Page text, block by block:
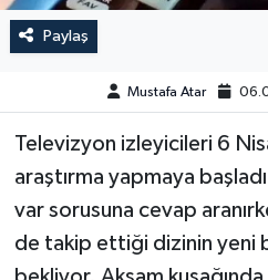
Paylaş
Mustafa Atar
Televizyon izleyicileri 6
araştırma yapmaya
var sorusuna cevap
de takip ettiği dizinin yeni